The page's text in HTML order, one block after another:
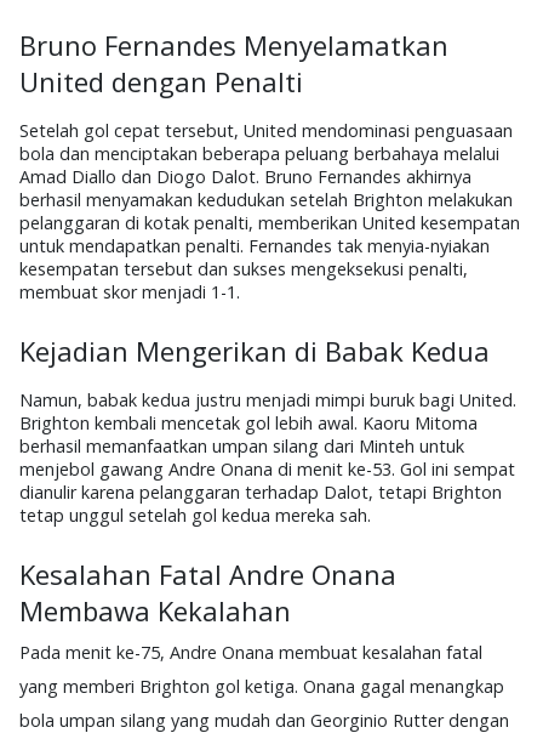
Bruno Fernandes Menyelamatkan
United dengan Penalti
Setelah gol cepat tersebut, United mendominasi penguasaan
bola dan menciptakan beberapa peluang berbahaya melalui
Amad Diallo dan Diogo Dalot. Bruno Fernandes akhirnya
berhasil menyamakan kedudukan setelah Brighton melakukan
pelanggaran di kotak penalti, memberikan United kesempatan
untuk mendapatkan penalti. Fernandes tak menyia-nyiakan
kesempatan tersebut dan sukses mengeksekusi penalti,
membuat skor menjadi 1-1.
Kejadian Mengerikan di Babak Kedua
Namun, babak kedua justru menjadi mimpi buruk bagi United.
Brighton kembali mencetak gol lebih awal. Kaoru Mitoma
berhasil memanfaatkan umpan silang dari Minteh untuk
menjebol gawang Andre Onana di menit ke-53. Gol ini sempat
dianulir karena pelanggaran terhadap Dalot, tetapi Brighton
tetap unggul setelah gol kedua mereka sah.
Kesalahan Fatal Andre Onana
Membawa Kekalahan
Pada menit ke-75, Andre Onana membuat kesalahan fatal
yang memberi Brighton gol ketiga. Onana gagal menangkap
bola umpan silang yang mudah dan Georginio Rutter dengan